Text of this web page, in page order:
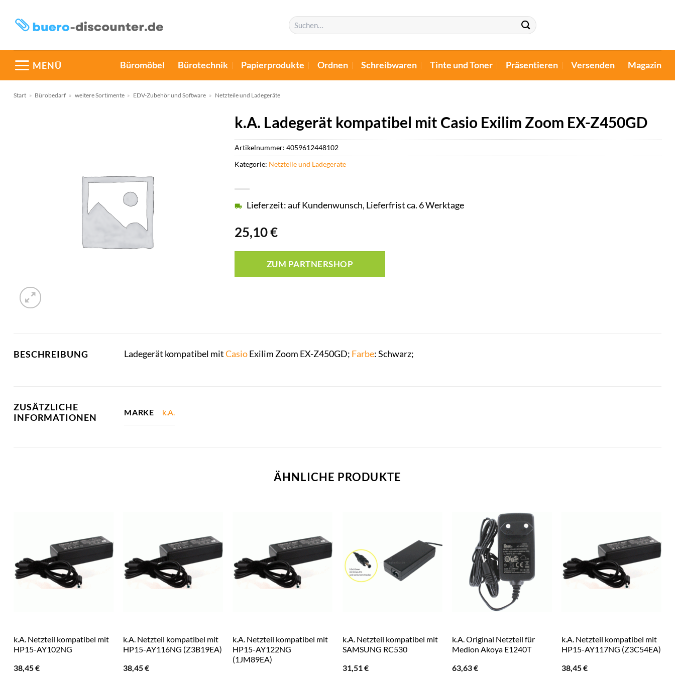
Inhalt
springen
Suchen
nach:
MENÜ Büromöbel Bürotechnik Papierprodukte Ordnen Schreibwaren Tinte und Toner Präsentieren Versenden Magazin
Start » Bürobedarf » weitere Sortimente » EDV-Zubehör und Software » Netzteile und Ladegeräte
k.A. Ladegerät kompatibel mit Casio Exilim Zoom EX-Z450GD
25,10€
Lieferzeit: auf Kundenwunsch, Lieferfrist ca. 6 Werktage
ZUM PARTNERSHOP
Artikelnummer: 4059612448102
Kategorie: Netzteile und Ladegeräte
BESCHREIBUNG Ladegerät kompatibel mitCasioExilim Zoom EX-Z450GD; Farbe: Schwarz;
ZUSÄTZLICHE
INFORMATIONEN
MARKE k.A.
ÄHNLICHE PRODUKTE
k.A. Netzteil kompatibel mit
HP15-AY102NG
38,45€
k.A. Netzteil kompatibel mit
HP15-AY116NG (Z3B19EA)
38,45€
k.A. Netzteil kompatibel mit
HP15-AY122NG
(1JM89EA)
k.A. Netzteil kompatibel mit
SAMSUNG RC530
31,51€
k.A. Original Netzteil für
Medion Akoya E1240T
63,63€
k.A. Netzteil kompatibel mit
HP15-AY117NG (Z3C54EA)
38,45€